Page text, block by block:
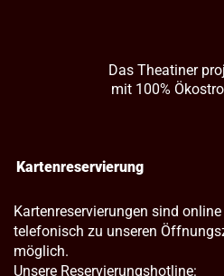
Das Theatiner
mit 100%
Kartenreservierung
Kartenreservierungen sind
telefonisch zu unseren
möglich.
Unsere Reservierungshotline: